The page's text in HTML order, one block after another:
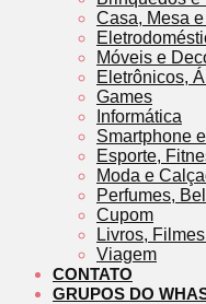
Casa, Mesa
Móveis e
Eletrônicos,
Games
Informática
Smartphone
Esporte,
Moda e
Perfumes,
Cupom
Livros,
Viagem
CONTATO
GRUPOS DO